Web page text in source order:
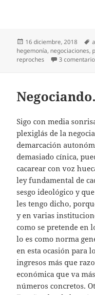
Publicado
el
16 diciembre, 2018
hegemonía, negociaciones,
reproches
3
Sigo con media
plexiglás de la
demarcación
demasiado cínica,
cacarear con voz
ley fundamental de
sesgo ideológico y
les tengo dicho,
y en varias
como se pretende en
lo es como norma
en esta ocasión para
ingresos más que
económica que va
números concretos.